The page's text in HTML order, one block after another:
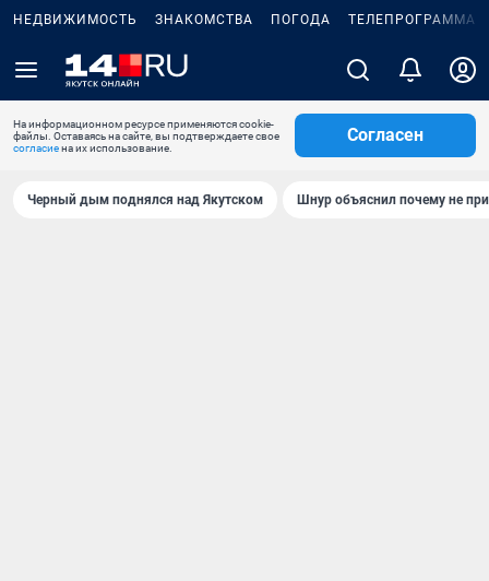
НЕДВИЖИМОСТЬ ЗНАКОМСТВА ПОГОДА ТЕЛЕПРОГРАММА
На информационном ресурсе применяются cookie-
файлы. Оставаясь на сайте, вы подтверждаете свое
согласиена их использование.
Согласен
Черный дым поднялся над Якутском Шнур объяснил почему не